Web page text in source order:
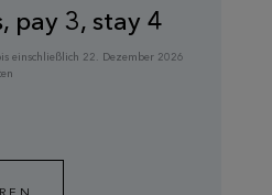
pay 3, stay 4
einschließlich 22. Dezember 2026